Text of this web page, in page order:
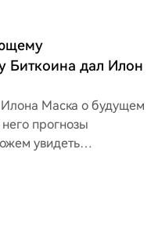
Биткоина дал Илон
Маска о будущем
прогнозы
увидеть